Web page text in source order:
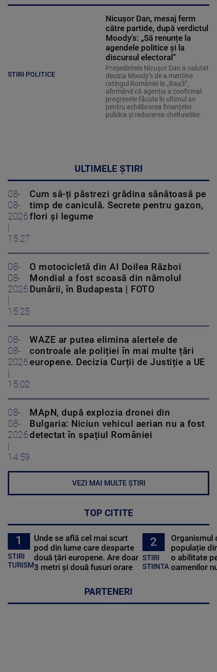
STIRI POLITICE
Nicușor Dan, mesaj ferm
către partide, după verdictul
Moody's: „Să renunțe la
agendele politice şi la
discursul electoral”
Președintele Nicușor Dan a salutat
decizia Moody’s de a menține
ratingul României la „Baa3”,
afirmând că agenția a confirmat
progresele făcute în ultimul an
pentru echilibrarea finanțelor
publice și reducerea cheltuielilor.
ULTIMELE ȘTIRI
08-
08-
2026
|
15:27
Cum să-ți păstrezi grădina sănătoasă pe
timp de caniculă. Secrete pentru gazon,
flori și legume
08-
08-
2026
|
15:25
O motocicletă din Al Doilea Război
Mondial a fost scoasă din nămolul
Dunării, în Budapesta | FOTO
08-
08-
2026
|
15:02
WAZE ar putea elimina alertele de
controale ale poliției în mai multe țări
europene. Decizia Curții de Justiție a UE
08-
08-
2026
|
14:59
MApN, după explozia dronei din
Bulgaria: Niciun vehicul aerian nu a fost
detectat în spațiul României
VEZI MAI MULTE ȘTIRI
TOP CITITE
1
STIRI
TURISM
Unde se află cel mai scurt
pod din lume care desparte
două țări europene. Are doar
3 metri și două fusuri orare
2
STIRI
STIINTA
Organismul
populație
o abilitate
oamenilor
PARTENERI